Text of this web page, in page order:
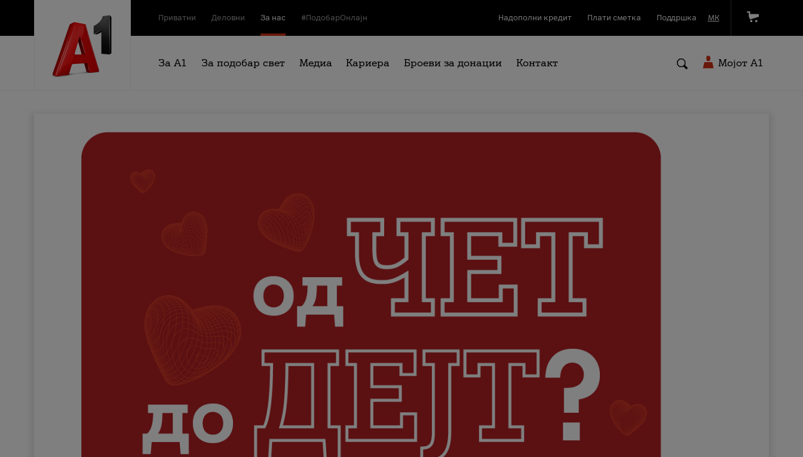
Приватни Деловни За нас #ПодобарОнлајн Надополни кредит Плати сметка Поддршка МК
За А1 За подобар свет Медиа Кариера Броеви за донации Контакт Мојот A1